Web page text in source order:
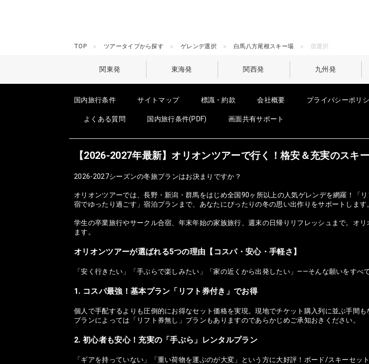
TOP ツアータイプから探す ゲレンデ選択 白馬八方尾根スキー場 宿選択
関東発 東海発 関西発 九州発
国内旅行条件 サイトマップ 標識・約款 会社概要 プライバシーポリ
よくある質問 国内旅行条件(PDF) 画面共有サポート
【2026-2027年最新】オリオンツアーで行く！格安＆充実のスキ
2026-2027シーズンの冬旅プランはお決まりですか？
オリオンツアーでは、長野・新潟・群馬をはじめ全国90ヶ所以上の人気ゲレンデを網羅！「
宿でゆったり過ごす」宿泊プランまで、あなたにぴったりの冬の思い出作りをサポートします
学生の卒業旅行やサークル合宿、年末年始の家族旅行、週末の日帰りリフレッシュまで。オ
ます。
オリオンツアーが選ばれる5つの理由【コスパ・安心・手軽さ】
「安く行きたい」「手ぶらで楽しみたい」「家の近くから出発したい」——そんな願いをすべ
1. コスパ最強！基本プラン「リフト券付き」でお得
個人で手配するよりも圧倒的にお得なセット価格を実現。現地でチケット購入列に並ぶ手間
プランによっては「リフト券無し」プランもありますのであらかじめご承知おきください。
2. 初心者も安心！充実の「手ぶら」レンタルプラン
「ギアを持っていない」「重い荷物を運ぶのが大変」という方に大好評！ボード/スキーセ